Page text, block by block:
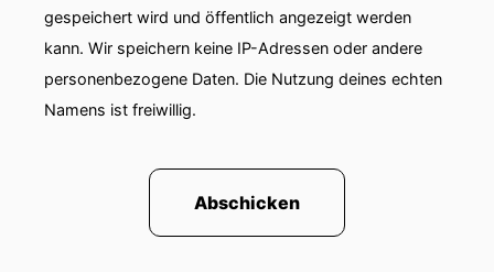
gespeichert wird und öffentlich angezeigt werden
kann. Wir speichern keine IP-Adressen oder andere
personenbezogene Daten. Die Nutzung deines echten
Namens ist freiwillig.
Abschicken